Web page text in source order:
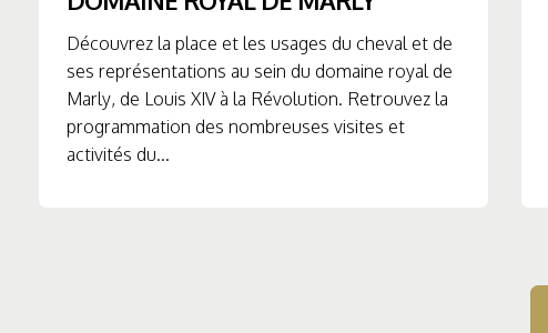
Découvrez la place et les usages du cheval et de
ses représentations au sein du domaine royal de
Marly, de Louis XIV à la Révolution. Retrouvez la
programmation des nombreuses visites et
activités du...